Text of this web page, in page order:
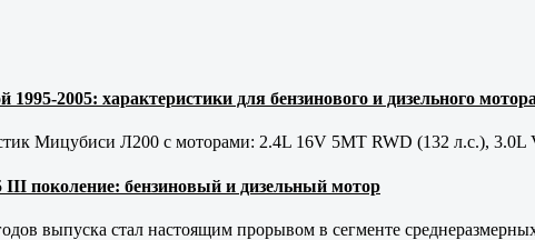
2005: характеристики для бензинового и дизельного мотора
Мицубиси Л200 с моторами: 2.4L 16V 5MT RWD (132 л.с.),
III поколение: бензиновый и дизельный мотор
выпуска стал настоящим прорывом в сегменте